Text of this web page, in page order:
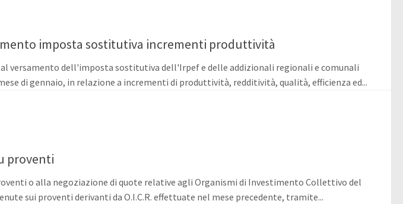
imposta sostitutiva incrementi produttività
versamento dell'imposta sostitutiva dell'Irpef e delle addizionali regionali e comunali
di gennaio, in relazione a incrementi di produttività, redditività, qualità, efficienza ed...
proventi
o alla negoziazione di quote relative agli Organismi di Investimento Collettivo del
sui proventi derivanti da O.I.C.R. effettuate nel mese precedente, tramite...